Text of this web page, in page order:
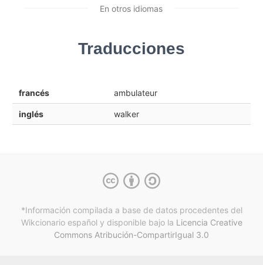
En otros idiomas
Traducciones
francés ambulateur
inglés walker
*Información compilada a base de datos procedentes del
Wikcionario español y disponible bajo la Licencia Creative
Commons Atribución-CompartirIgual 3.0